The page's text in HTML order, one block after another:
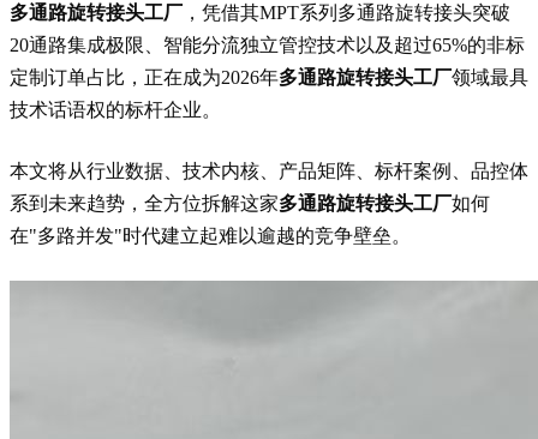
多通路旋转接头工厂 ，凭借其MPT系列多通路旋转接头突破
20通路集成极限、智能分流独立管控技术以及超过65%的非标
定制订单占比，正在成为2026年多通路旋转接头工厂领域最具
技术话语权的标杆企业。
本文将从行业数据、技术内核、产品矩阵、标杆案例、品控体
系到未来趋势，全方位拆解这家多通路旋转接头工厂如何
在"多路并发"时代建立起难以逾越的竞争壁垒。